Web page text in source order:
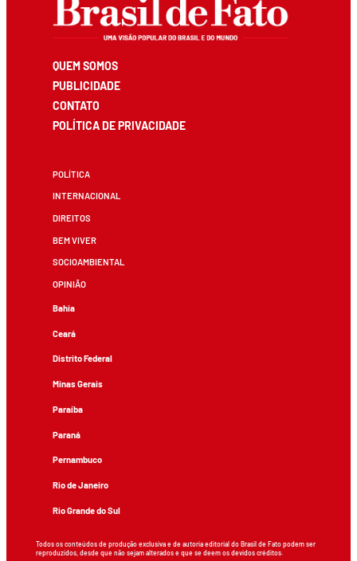
QUEM SOMOS
PUBLICIDADE
CONTATO
POLÍTICA DE PRIVACIDADE
POLÍTICA
INTERNACIONAL
DIREITOS
BEM VIVER
SOCIOAMBIENTAL
OPINIÃO
Bahia
Ceará
Distrito Federal
Minas Gerais
Paraíba
Paraná
Pernambuco
Rio de Janeiro
Rio Grande do Sul
Todos os conteúdos de produção exclusiva e de autoria editorial do Brasil de Fato podem ser
reproduzidos, desde que não sejam alterados e que se deem os devidos créditos.